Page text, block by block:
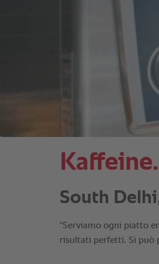
Kaffeine.
South
“Serviamo ogni piatto
risultati perfetti. Si può